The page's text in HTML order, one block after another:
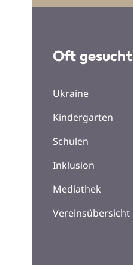
Oft gesucht
Ukraine
Kindergarten
Schulen
Inklusion
Mediathek
Vereinsübersicht